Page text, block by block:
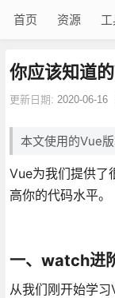
首页 资源
你应该知道
更新日期: 2020-06-16
本文使用的Vue
Vue为我们提供了
高你的代码水平。
一、watch进
从我们刚开始学